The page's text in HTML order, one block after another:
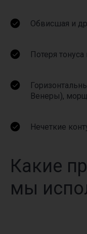
Обвисшая и
Потеря тонуса
Венеры),
Нечеткие
Какие
мы